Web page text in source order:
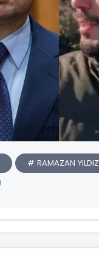
# RAMAZAN YILDIZ